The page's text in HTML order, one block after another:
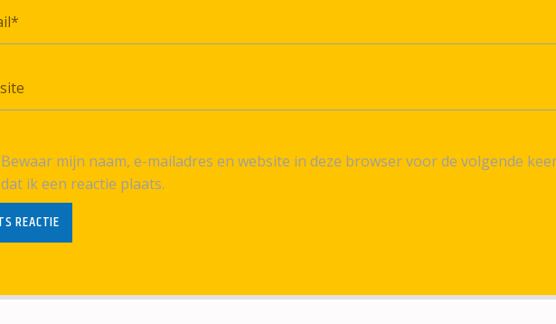
Bewaar mijn naam, e-mailadres en website in deze browser voor de volgende
dat ik een reactie plaats.